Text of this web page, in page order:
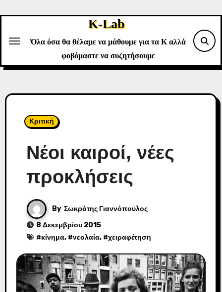
K-Lab
Όλα όσα θα θέλαμε να μάθουμε για τα Κ αλλά
φοβόμαστε να συζητήσουμε
Κριτική
Νέοι καιροί, νέες
προκλήσεις
By Σωκράτης Γιαννόπουλος
8 Δεκεμβρίου 2015
#κίνημα, #νεολαία, #χειραφέτηση